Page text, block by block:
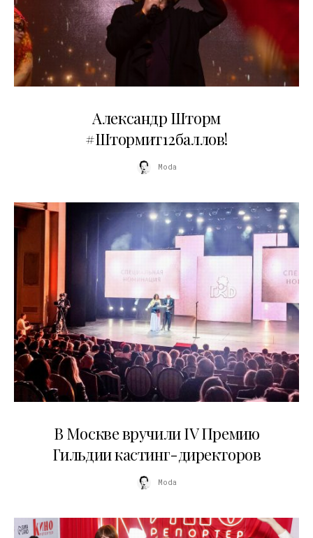
Александр Шторм
#Штормит12баллов!
Moda
В Москве вручили IV Премию
Гильдии кастинг-директоров
Moda